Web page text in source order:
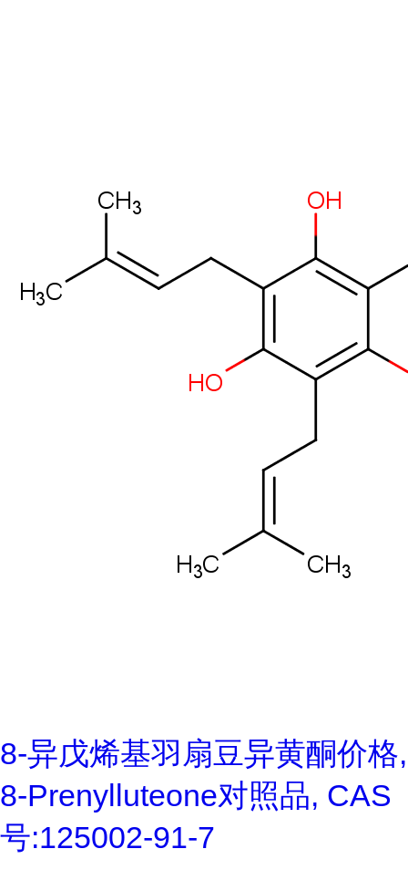
8-异戊烯基羽扇豆异黄酮价格,
8-Prenylluteone对照品, CAS
号:125002-91-7